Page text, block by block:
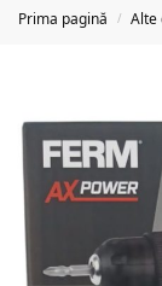
Prima pagină / Alte